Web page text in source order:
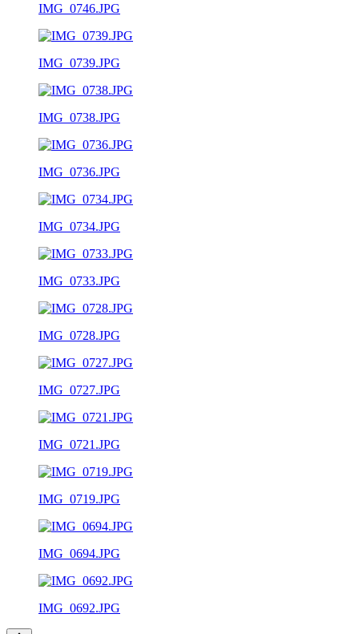
IMG_0746.JPG
IMG_0739.JPG
IMG_0738.JPG
IMG_0736.JPG
IMG_0734.JPG
IMG_0733.JPG
IMG_0728.JPG
IMG_0727.JPG
IMG_0721.JPG
IMG_0719.JPG
IMG_0694.JPG
IMG_0692.JPG